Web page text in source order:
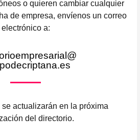
o quieren cambiar cualquier
de empresa, envíenos un correo
electrónico a:
actualizarán en la próxima
del directorio.